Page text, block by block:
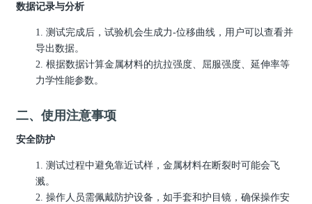
数据记录与分析
1.测试完成后，试验机会生成力-位移曲线，用户可以查看并
导出数据。
2.根据数据计算金属材料的抗拉强度、屈服强度、延伸率等
力学性能参数。
二、使用注意事项
安全防护
1.测试过程中避免靠近试样，金属材料在断裂时可能会飞
溅。
2.操作人员需佩戴防护设备，如手套和护目镜，确保操作安